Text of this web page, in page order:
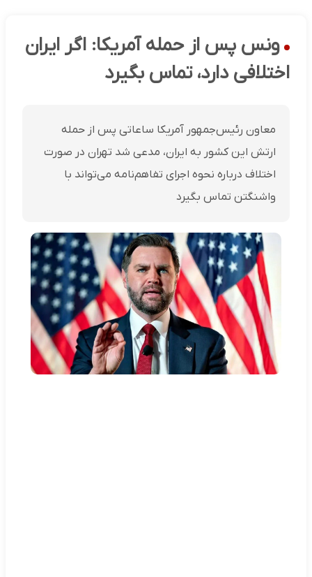
ونس پس از حمله آمریکا: اگر ایران
اختلافی دارد، تماس بگیرد
معاون رئیس‌جمهور آمریکا ساعاتی پس از حمله
ارتش این کشور به ایران، مدعی شد تهران در صورت
اختلاف درباره نحوه اجرای تفاهم‌نامه می‌تواند با
واشنگتن تماس بگیرد